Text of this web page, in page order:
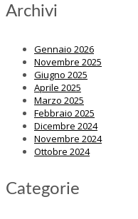
Archivi
Gennaio 2026
Novembre 2025
Giugno 2025
Aprile 2025
Marzo 2025
Febbraio 2025
Dicembre 2024
Novembre 2024
Ottobre 2024
Categorie